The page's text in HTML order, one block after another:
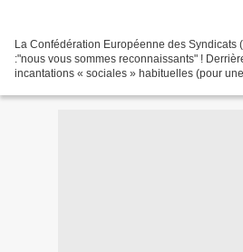
La Confédération Européenne des Syndicats
:"nous vous sommes reconnaissants" !
incantations « sociales » habituelles (pour